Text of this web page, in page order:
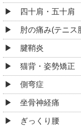
四十肩・五十肩
肘の痛み(テニ
腱鞘炎
猫背・姿勢矯正
側弯症
坐骨神経痛
ぎっくり腰